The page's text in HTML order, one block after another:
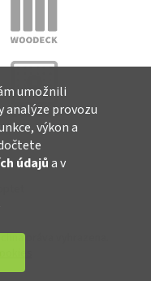
umožnili
analýze provozu
výkon a
údajůa v
práva vyhrazena.